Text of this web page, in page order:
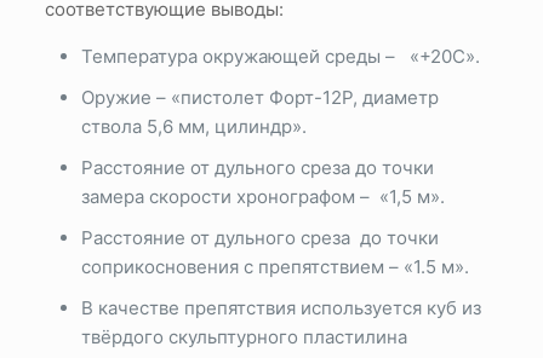
соответствующие выводы:
Температура окружающей среды – «+20С».
Оружие – «пистолет Форт-12Р, диаметр
ствола 5,6 мм, цилиндр».
Расстояние от дульного среза до точки
замера скорости хронографом – «1,5 м».
Расстояние от дульного среза до точки
соприкосновения с препятствием – «1.5 м».
В качестве препятствия используется куб из
твёрдого скульптурного пластилина